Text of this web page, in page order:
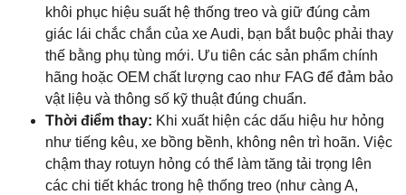
khôi phục hiệu suất hệ thống treo và giữ đúng cảm
giác lái chắc chắn của xe Audi, bạn bắt buộc phải thay
thế bằng phụ tùng mới. Ưu tiên các sản phẩm chính
hãng hoặc OEM chất lượng cao như FAG để đảm bảo
vật liệu và thông số kỹ thuật đúng chuẩn.
Thời điểm thay: Khi xuất hiện các dấu hiệu hư hỏng
như tiếng kêu, xe bồng bềnh, không nên trì hoãn. Việc
chậm thay rotuyn hỏng có thể làm tăng tải trọng lên
các chi tiết khác trong hệ thống treo (như càng A,